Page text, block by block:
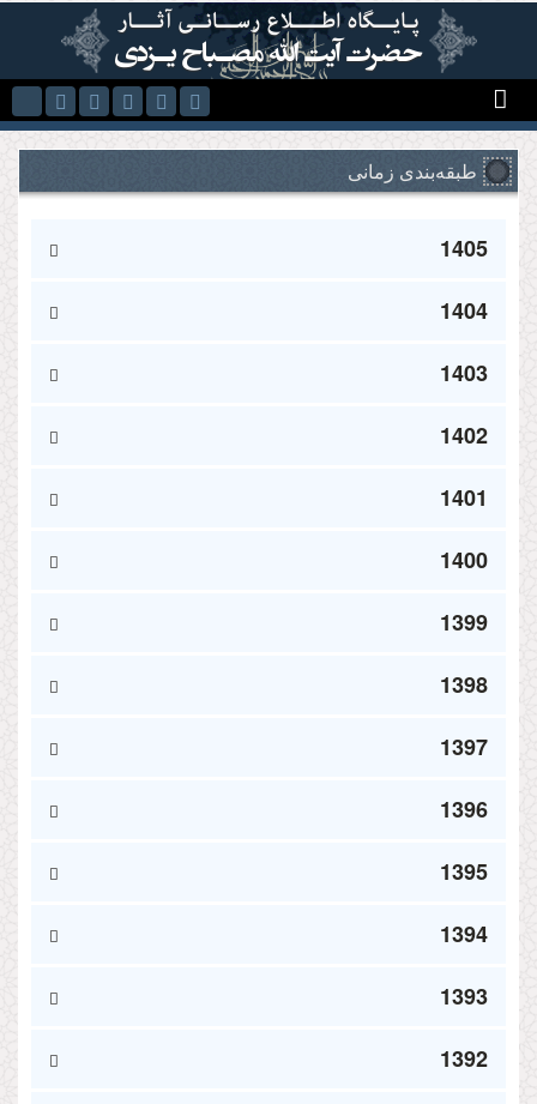
Skip to main content
طبقه‌بندی زمانی
1405
1404
1403
1402
1401
1400
1399
1398
1397
1396
1395
1394
1393
1392